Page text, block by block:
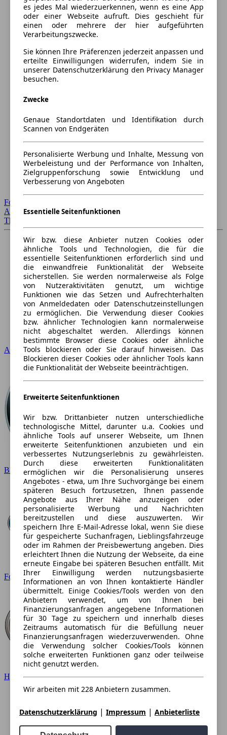
Forum Startseite
Alle Auto-Foren
Themen-Forum
Audi
BMW
Ford
Hyundai
es jedes Mal wiederzuerkennen, wenn es eine App
oder einer Webseite aufruft. Dies geschieht für
einen oder mehrere der hier aufgeführten
Verarbeitungszwecke.
Sie können Ihre Präferenzen jederzeit anpassen und
erteilte Einwilligungen widerrufen, indem Sie in
unserer Datenschutzerklärung den Privacy Manager
besuchen.
Zwecke
Genaue Standortdaten und Identifikation durch
Scannen von Endgeräten
Personalisierte Werbung und Inhalte, Messung von
Werbeleistung und der Performance von Inhalten,
Zielgruppenforschung sowie Entwicklung und
Verbesserung von Angeboten
Essentielle Seitenfunktionen
Wir bzw. diese Anbieter nutzen Cookies oder
ähnliche Tools und Technologien, die für die
essentielle Seitenfunktionen erforderlich sind und
die einwandfreie Funktionalität der Webseite
sicherstellen. Sie werden normalerweise als Folge
von Nutzeraktivitäten genutzt, um wichtige
Funktionen wie das Setzen und Aufrechterhalten
von Anmeldedaten oder Datenschutzeinstellungen
zu ermöglichen. Die Verwendung dieser Cookies
bzw. ähnlicher Technologien kann normalerweise
nicht abgeschaltet werden. Allerdings können
bestimmte Browser diese Cookies oder ähnliche
Tools blockieren oder Sie darauf hinweisen. Das
Blockieren dieser Cookies oder ähnlicher Tools kann
die Funktionalität der Webseite beeinträchtigen.
Erweiterte Seitenfunktionen
Wir bzw. Drittanbieter nutzen unterschiedliche
technologische Mittel, darunter u.a. Cookies und
ähnliche Tools auf unserer Webseite, um Ihnen
erweiterte Seitenfunktionen anzubieten und ein
verbessertes Nutzungserlebnis zu gewährleisten.
Durch diese erweiterten Funktionalitäten
ermöglichen wir die Personalisierung unseres
Angebotes - etwa, um Ihre Suchvorgänge bei einem
späteren Besuch fortzusetzen, Ihnen passende
Angebote aus Ihrer Nähe anzuzeigen oder
personalisierte Werbung und Nachrichten
bereitzustellen und diese auszuwerten. Wir
speichern Ihre E-Mail-Adresse lokal, wenn Sie diese
für gespeicherte Suchanfragen, Lieblingsfahrzeuge
oder im Rahmen der Preisbewertung angeben. Dies
erleichtert Ihnen die Nutzung der Webseite, da eine
erneute Eingabe bei späteren Besuchen entfällt. Mit
Ihrer Einwilligung werden nutzungsbasierte
Informationen an von Ihnen kontaktierte Händler
übermittelt. Einige Cookies/Tools werden von den
Anbietern verwendet, um von Ihnen bei
Finanzierungsanfragen angegebene Informationen
für 30 Tage zu speichern und innerhalb dieses
Zeitraums automatisch für die Befüllung neuer
Finanzierungsanfragen wiederzuverwenden. Ohne
die Verwendung solcher Cookies/Tools können
solche erweiterten Funktionen ganz oder teilweise
nicht genutzt werden.
Wir arbeiten mit 228 Anbietern zusammen.
Datenschutzerklärung | Impressum | Anbieterliste